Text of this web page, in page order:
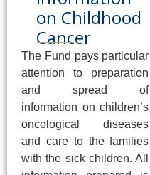
on Childhood
Cancer
The Fund pays particular
attention to preparation
and spread of
information on children’s
oncological diseases
and care to the families
with the sick children. All